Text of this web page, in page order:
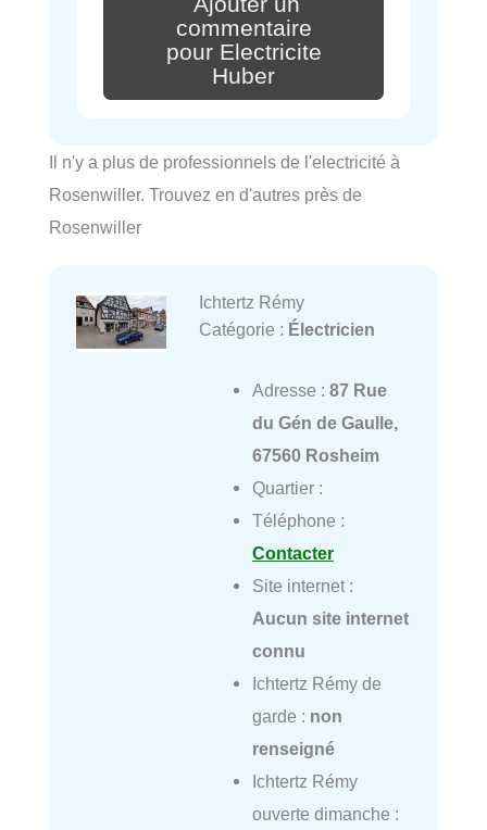
commentaire
pour Electricite
Huber
Il n'y a plus de professionnels de l'electricité à
Rosenwiller. Trouvez en d'autres près de
Rosenwiller
Ichtertz Rémy
Catégorie : Électricien
Adresse : 87 Rue
du Gén de Gaulle,
67560 Rosheim
Quartier :
Téléphone :
Contacter
Site internet :
Aucun site internet
connu
Ichtertz Rémy de
garde : non
renseigné
Ichtertz Rémy
ouverte dimanche :